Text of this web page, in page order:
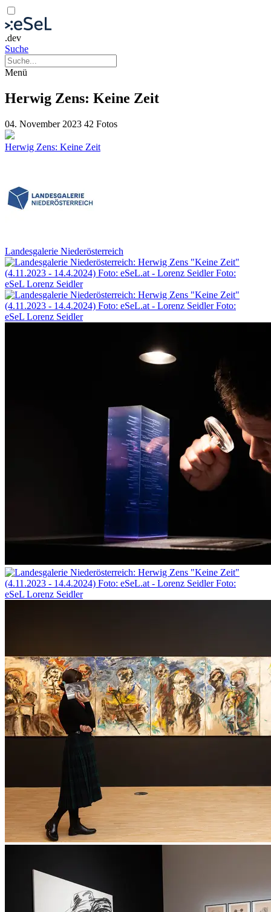
.dev
Suche
Menü
Herwig Zens: Keine Zeit
04. November 2023 42 Fotos
Herwig Zens: Keine Zeit
Landesgalerie Niederösterreich